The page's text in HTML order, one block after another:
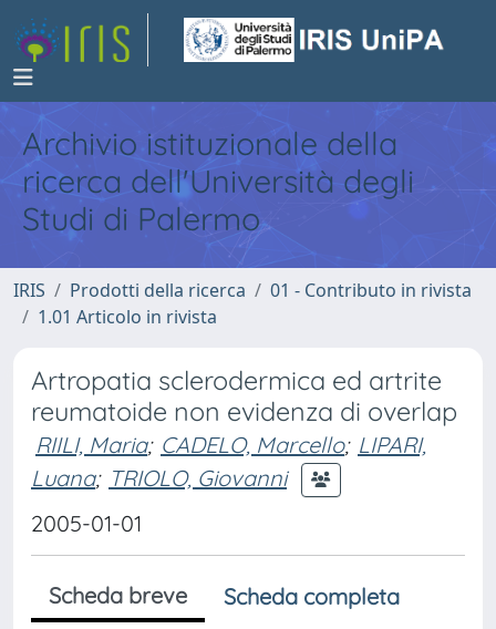
Archivio istituzionale della
ricerca dell'Università degli
Studi di Palermo
IRIS Prodotti della ricerca
01 - Contributo in rivista
1.01 Articolo in rivista
Artropatia sclerodermica ed artrite
reumatoide non evidenza di overlap
RIILI, Maria; CADELO, Marcello; LIPARI,
Luana; TRIOLO, Giovanni
2005-01-01
Scheda breve
Scheda completa